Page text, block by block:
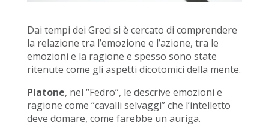
Dai tempi dei Greci si è cercato di comprendere
la relazione tra l’emozione e l’azione, tra le
emozioni e la ragione e spesso sono state
ritenute come gli aspetti dicotomici della mente.
Platone, nel “Fedro”, le descrive emozioni e
ragione come “cavalli selvaggi” che l’intelletto
deve domare, come farebbe un auriga.